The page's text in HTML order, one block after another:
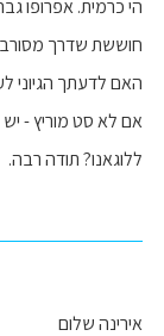
האם לדעתך הגיוני
אם לא סט מוריץ -
ללוגאנו? תודה רבה.
אירינה שלום